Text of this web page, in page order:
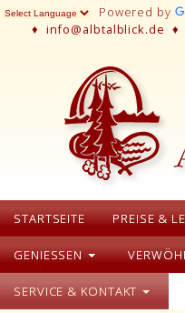
Powered by
♦ info@albtalblick.de
STARTSEITE PREISE &
GENIESSEN
SERVICE & KONTAKT